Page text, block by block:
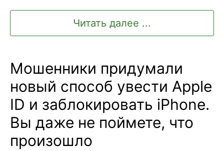
Читать далее ...
Мошенники придумали
новый способ увести Apple
ID и заблокировать iPhone.
Вы даже не поймете, что
произошло